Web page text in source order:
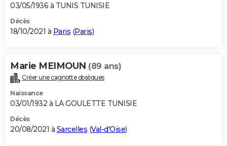
03/05/1936 à TUNIS TUNISIE
Décès
18/10/2021 à Paris (Paris)
Marie MEIMOUN (89 ans)
Créer une cagnotte obsèques
Naissance
03/01/1932 à LA GOULETTE TUNISIE
Décès
20/08/2021 à Sarcelles (Val-d'Oise)